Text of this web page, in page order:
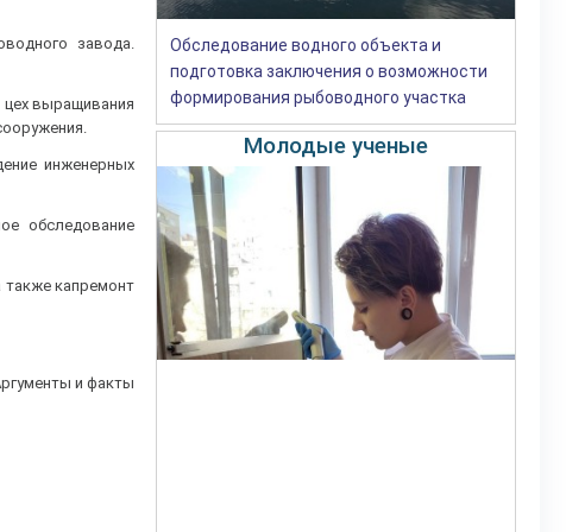
завода.
выращивания
инженерных
обследование
также капремонт
и факты
Обследование водного объекта и
подготовка заключения о возможности
формирования рыбоводного участка
Молодые ученые